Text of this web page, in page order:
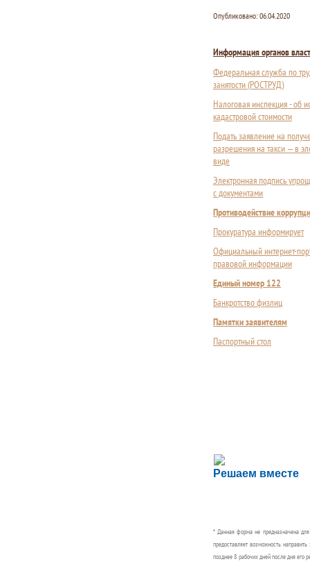
Опубликовано: 06.04.2020
Информация органов
Федеральная служба по
занятости (РОСТРУД)
Налоговая инспекция - об
кадастровой стоимости
Подать заявление на
разрешения на такси — в
виде
Электронная подпись
с документами
Противодействие
Прокуратура информирует
Официальный интернет-
правовой информации
Единый номер 122
Банкротство физлиц
Памятки заявителям
Паспортный стол
Решаем вместе
Сложности с
Сообщите об этом
* Данная форма не предназначена
предоставляет возможность
позднее 8 рабочих дней после дня его